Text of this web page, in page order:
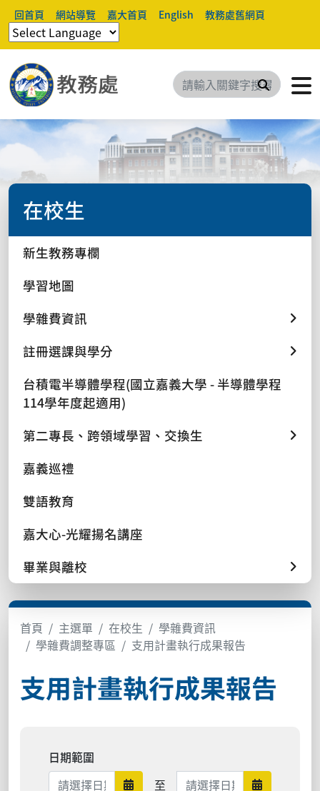
回首頁 網站導覽 嘉大首頁 English 教務處舊網頁
搜尋
在校生
新生教務專欄
學習地圖
學雜費資訊
註冊選課與學分
台積電半導體學程(國立嘉義大學 - 半導體學程
114學年度起適用)
第二專長、跨領域學習、交換生
嘉義巡禮
雙語教育
嘉大心-光耀揚名講座
畢業與離校
首頁 主選單 在校生
學雜費資訊
學雜費調整專區
支用計畫執行成果報告
支用計畫執行成果報告
日期範圍
日期範圍開始
至 日期範圍結束 日期範圍